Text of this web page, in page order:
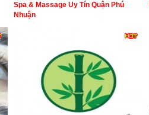
Spa & Massage Uy Tín Quận Phú
Nhuận